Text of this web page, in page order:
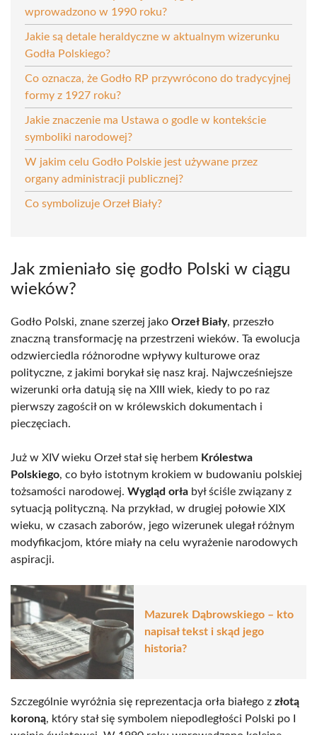
wprowadzono w 1990 roku?
Jakie są detale heraldyczne w aktualnym wizerunku
Godła Polskiego?
Co oznacza, że Godło RP przywrócono do tradycyjnej
formy z 1927 roku?
Jakie znaczenie ma Ustawa o godle w kontekście
symboliki narodowej?
W jakim celu Godło Polskie jest używane przez
organy administracji publicznej?
Co symbolizuje Orzeł Biały?
Jak zmieniało się godło Polski w ciągu
wieków?
Godło Polski, znane szerzej jako Orzeł Biały, przeszło
znaczną transformację na przestrzeni wieków. Ta ewolucja
odzwierciedla różnorodne wpływy kulturowe oraz
polityczne, z jakimi borykał się nasz kraj. Najwcześniejsze
wizerunki orła datują się na XIII wiek, kiedy to po raz
pierwszy zagościł on w królewskich dokumentach i
pieczęciach.
Już w XIV wieku Orzeł stał się herbem Królestwa
Polskiego, co było istotnym krokiem w budowaniu polskiej
tożsamości narodowej. Wygląd orła był ściśle związany z
sytuacją polityczną. Na przykład, w drugiej połowie XIX
wieku, w czasach zaborów, jego wizerunek ulegał różnym
modyfikacjom, które miały na celu wyrażenie narodowych
aspiracji.
Mazurek Dąbrowskiego – kto
napisał tekst i skąd jego
historia?
Szczególnie wyróżnia się reprezentacja orła białego z złotą
koroną, który stał się symbolem niepodległości Polski po I